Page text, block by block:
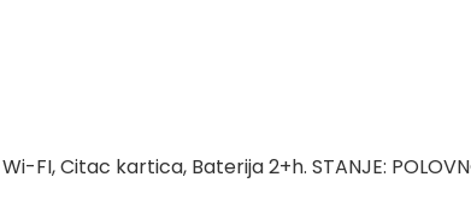
FI, Citac kartica, Baterija 2+h. STANJE: